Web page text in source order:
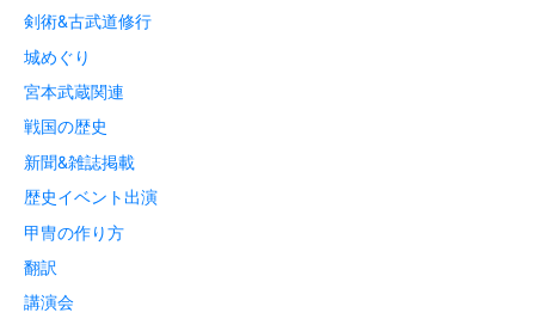
剣術&古武道修行
城めぐり
宮本武蔵関連
戦国の歴史
新聞&雑誌掲載
歴史イベント出演
甲冑の作り方
翻訳
講演会